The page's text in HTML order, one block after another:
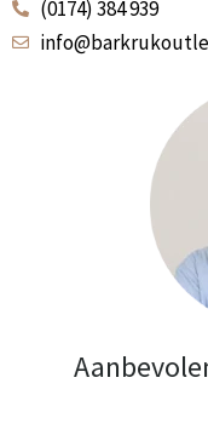
(0174) 384 939